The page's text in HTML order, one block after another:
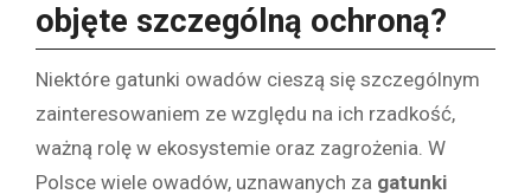
objęte szczególną ochroną?
Niektóre gatunki owadów cieszą się szczególnym
zainteresowaniem ze względu na ich rzadkość,
ważną rolę w ekosystemie oraz zagrożenia. W
Polsce wiele owadów, uznawanych za gatunki